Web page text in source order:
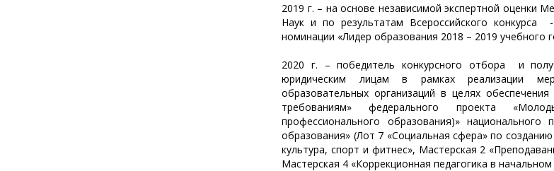
2019 г. – на основе независимой экспертной оценки
Наук и по результатам Всероссийского
номинации «Лидер образования 2018 – 2019 учебного
2020 г. – победитель конкурсного отбора и
юридическим лицам в рамках реализации
образовательных организаций в целях
требованиям» федерального проекта
профессионального образования)» национального
образования» (Лот 7 «Социальная сфера» по
культура, спорт и фитнес», Мастерская 2
Мастерская 4 «Коррекционная педагогика в